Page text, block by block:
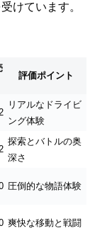
けています。
評価ポイント
リアルなドライビ
ング体験
探索とバトルの奥
深さ
圧倒的な物語体験
爽快な移動と戦闘